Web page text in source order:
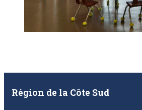
Région de la Côte Sud